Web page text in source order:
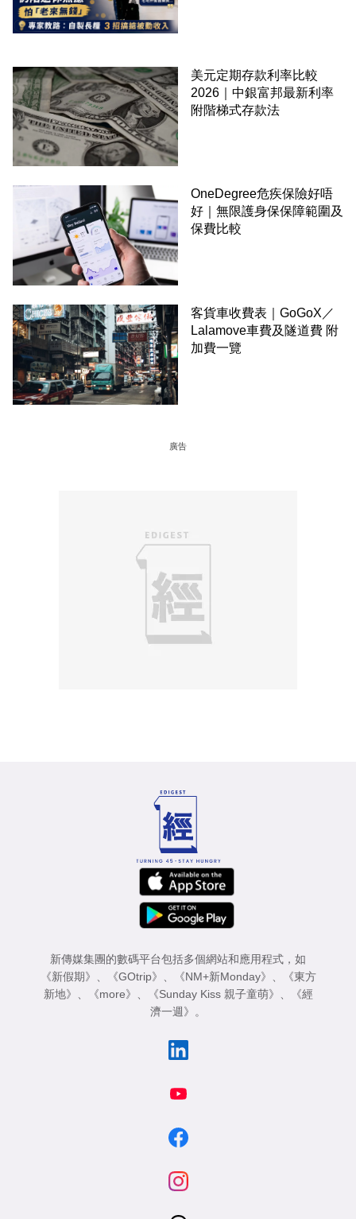
美元定期存款利率比較
2026｜中銀富邦最新利率
附階梯式存款法
OneDegree危疾保險好唔
好｜無限護身保保障範圍及
保費比較
客貨車收費表｜GoGoX／
Lalamove車費及隧道費 附
加費一覽
廣告
新傳媒集團的數碼平台包括多個網站和應用程式，如
《新假期》
《GOtrip》 《NM+新Monday》
《東方
新地》
《more》 《Sunday Kiss 親子童萌》
《經
濟一週》
。